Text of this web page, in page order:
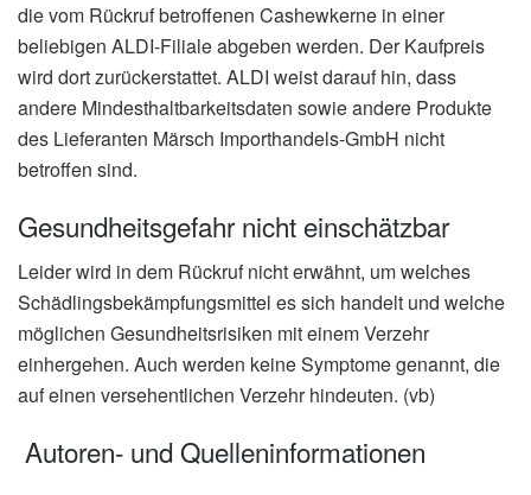
die vom Rückruf betroffenen Cashewkerne in einer
beliebigen ALDI-Filiale abgeben werden. Der Kaufpreis
wird dort zurückerstattet. ALDI weist darauf hin, dass
andere Mindesthaltbarkeitsdaten sowie andere Produkte
des Lieferanten Märsch Importhandels-GmbH nicht
betroffen sind.
Gesundheitsgefahr nicht einschätzbar
Leider wird in dem Rückruf nicht erwähnt, um welches
Schädlingsbekämpfungsmittel es sich handelt und welche
möglichen Gesundheitsrisiken mit einem Verzehr
einhergehen. Auch werden keine Symptome genannt, die
auf einen versehentlichen Verzehr hindeuten. (vb)
Autoren- und Quelleninformationen